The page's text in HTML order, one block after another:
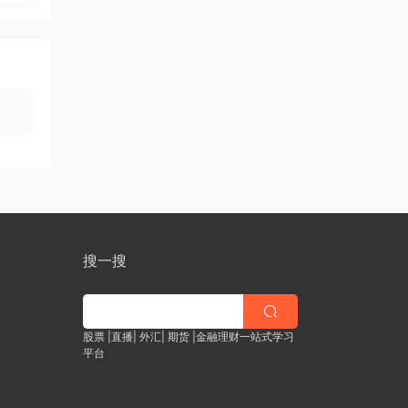
搜一搜
股票 |直播| 外汇| 期货 |金融理财一站式学习
平台